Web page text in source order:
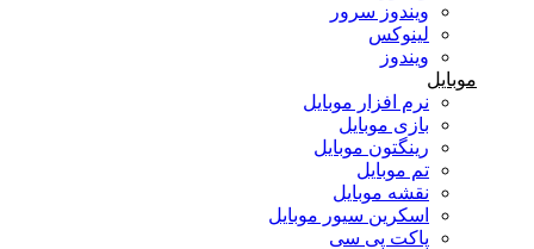
ویندوز سرور
لینوکس
ویندوز
موبایل
نرم افزار موبایل
بازی موبایل
رینگتون موبایل
تم موبایل
نقشه موبایل
اسکرین سیور موبایل
پاکت پی سی